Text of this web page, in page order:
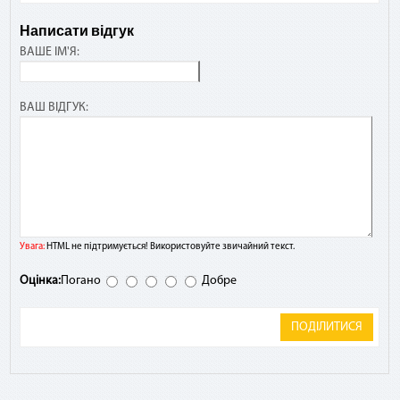
Написати відгук
ВАШЕ ІМ'Я:
ВАШ ВІДГУК:
Увага:HTML не підтримується! Використовуйте звичайний текст.
Оцінка:Погано Добре
ПОДІЛИТИСЯ